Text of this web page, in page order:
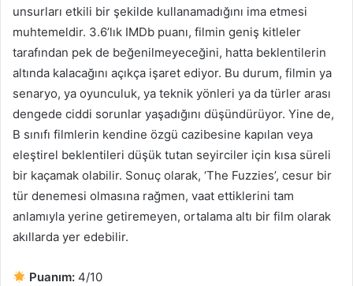
unsurları etkili bir şekilde kullanamadığını ima etmesi
muhtemeldir. 3.6’lık IMDb puanı, filmin geniş kitleler
tarafından pek de beğenilmeyeceğini, hatta beklentilerin
altında kalacağını açıkça işaret ediyor. Bu durum, filmin ya
senaryo, ya oyunculuk, ya teknik yönleri ya da türler arası
dengede ciddi sorunlar yaşadığını düşündürüyor. Yine de,
B sınıfı filmlerin kendine özgü cazibesine kapılan veya
eleştirel beklentileri düşük tutan seyirciler için kısa süreli
bir kaçamak olabilir. Sonuç olarak, ‘The Fuzzies’, cesur bir
tür denemesi olmasına rağmen, vaat ettiklerini tam
anlamıyla yerine getiremeyen, ortalama altı bir film olarak
akıllarda yer edebilir.
Puanım: 4/10